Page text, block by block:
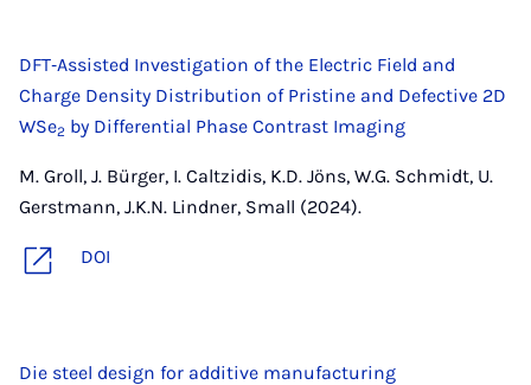
DFT‐Assisted Investigation of the Electric Field and
Charge Density Distribution of Pristine and Defective 2D
WSe2 by Differential Phase Contrast Imaging
M. Groll, J. Bürger, I. Caltzidis, K.D. Jöns, W.G. Schmidt, U.
Gerstmann, J.K.N. Lindner, Small (2024).
DOI
Die steel design for additive manufacturing